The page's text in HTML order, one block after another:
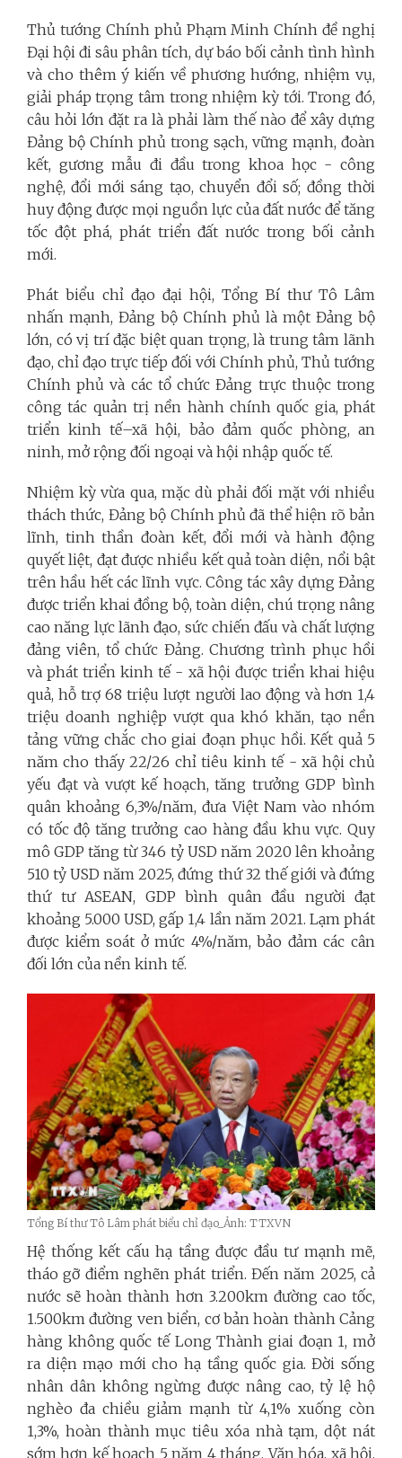
Thủ tướng Chính phủ Phạm Minh Chính đề nghị
Đại hội đi sâu phân tích, dự báo bối cảnh tình hình
và cho thêm ý kiến về phương hướng, nhiệm vụ,
giải pháp trọng tâm trong nhiệm kỳ tới. Trong đó,
câu hỏi lớn đặt ra là phải làm thế nào để xây dựng
Đảng bộ Chính phủ trong sạch, vững mạnh, đoàn
kết, gương mẫu đi đầu trong khoa học - công
nghệ, đổi mới sáng tạo, chuyển đổi số; đồng thời
huy động được mọi nguồn lực của đất nước để tăng
tốc đột phá, phát triển đất nước trong bối cảnh
mới.
Phát biểu chỉ đạo đại hội, Tổng Bí thư Tô Lâm
nhấn mạnh, Đảng bộ Chính phủ là một Đảng bộ
lớn, có vị trí đặc biệt quan trọng, là trung tâm lãnh
đạo, chỉ đạo trực tiếp đối với Chính phủ, Thủ tướng
Chính phủ và các tổ chức Đảng trực thuộc trong
công tác quản trị nền hành chính quốc gia, phát
triển kinh tế–xã hội, bảo đảm quốc phòng, an
ninh, mở rộng đối ngoại và hội nhập quốc tế.
Nhiệm kỳ vừa qua, mặc dù phải đối mặt với nhiều
thách thức, Đảng bộ Chính phủ đã thể hiện rõ bản
lĩnh, tinh thần đoàn kết, đổi mới và hành động
quyết liệt, đạt được nhiều kết quả toàn diện, nổi bật
trên hầu hết các lĩnh vực. Công tác xây dựng Đảng
được triển khai đồng bộ, toàn diện, chú trọng nâng
cao năng lực lãnh đạo, sức chiến đấu và chất lượng
đảng viên, tổ chức Đảng. Chương trình phục hồi
và phát triển kinh tế - xã hội được triển khai hiệu
quả, hỗ trợ 68 triệu lượt người lao động và hơn 1,4
triệu doanh nghiệp vượt qua khó khăn, tạo nền
tảng vững chắc cho giai đoạn phục hồi. Kết quả 5
năm cho thấy 22/26 chỉ tiêu kinh tế - xã hội chủ
yếu đạt và vượt kế hoạch, tăng trưởng GDP bình
quân khoảng 6,3%/năm, đưa Việt Nam vào nhóm
có tốc độ tăng trưởng cao hàng đầu khu vực. Quy
mô GDP tăng từ 346 tỷ USD năm 2020 lên khoảng
510 tỷ USD năm 2025, đứng thứ 32 thế giới và đứng
thứ tư ASEAN, GDP bình quân đầu người đạt
khoảng 5.000 USD, gấp 1,4 lần năm 2021. Lạm phát
được kiểm soát ở mức 4%/năm, bảo đảm các cân
đối lớn của nền kinh tế.
Tổng Bí thư Tô Lâm phát biểu chỉ đạo_Ảnh: TTXVN
Hệ thống kết cấu hạ tầng được đầu tư mạnh mẽ,
tháo gỡ điểm nghẽn phát triển. Đến năm 2025, cả
nước sẽ hoàn thành hơn 3.200km đường cao tốc,
1.500km đường ven biển, cơ bản hoàn thành Cảng
hàng không quốc tế Long Thành giai đoạn 1, mở
ra diện mạo mới cho hạ tầng quốc gia. Đời sống
nhân dân không ngừng được nâng cao, tỷ lệ hộ
nghèo đa chiều giảm mạnh từ 4,1% xuống còn
1,3%, hoàn thành mục tiêu xóa nhà tạm, dột nát
sớm hơn kế hoạch 5 năm 4 tháng. Văn hóa, xã hội,